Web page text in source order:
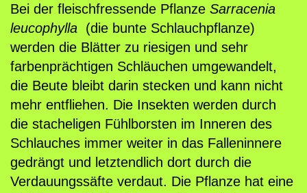
l
e
u
c
o
p
h
y
l
l
Bei der fleischfressende Pflanze Sarracenia
leucophylla (die bunte Schlauchpflanze)
werden die Blätter zu riesigen und sehr
farbenprächtigen Schläuchen umgewandelt,
die Beute bleibt darin stecken und kann nicht
mehr entfliehen. Die Insekten werden durch
die stacheligen Fühlborsten im Inneren des
Schlauches immer weiter in das Falleninnere
gedrängt und letztendlich dort durch die
Verdauungssäfte verdaut. Die Pflanze hat eine